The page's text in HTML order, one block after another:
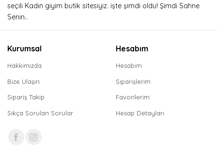
seçili Kadın giyim butik sitesiyiz. işte şimdi oldu! Şimdi Sahne
Senin..
Kurumsal
Hakkımızda
Bize Ulaşın
Sipariş Takip
Sıkça Sorulan Sorular
Hesabım
Hesabım
Siparişlerim
Favorilerim
Hesap Detayları